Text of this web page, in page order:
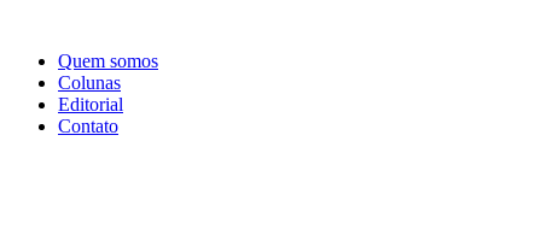
conteúdo
Quem somos
Colunas
Editorial
Contato